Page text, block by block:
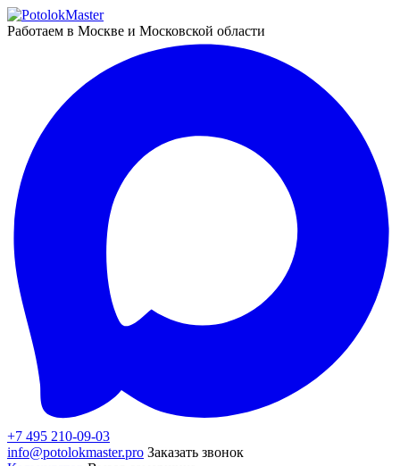
Работаем в Москве и Московской области
+7 495 210-09-03
info@potolokmaster.pro Заказать звонок